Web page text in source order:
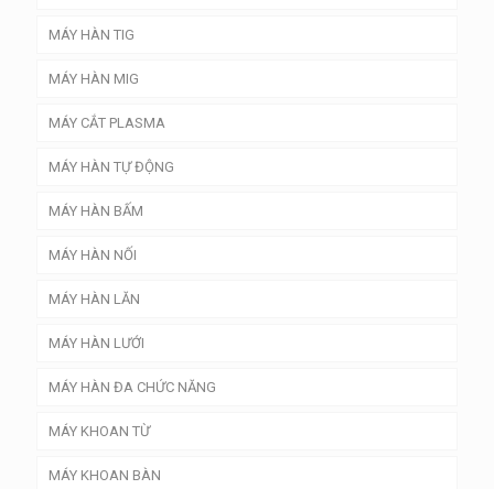
MÁY HÀN TIG
MÁY HÀN MIG
MÁY CẮT PLASMA
MÁY HÀN TỰ ĐỘNG
MÁY HÀN BẤM
MÁY HÀN NỐI
MÁY HÀN LĂN
MÁY HÀN LƯỚI
MÁY HÀN ĐA CHỨC NĂNG
MÁY KHOAN TỪ
MÁY KHOAN BÀN